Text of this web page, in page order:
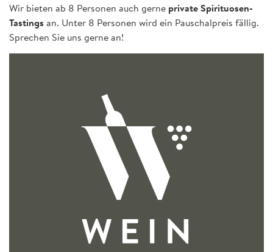
Wir bieten ab 8 Personen auch gerne private Spirituosen-
Tastings an. Unter 8 Personen wird ein Pauschalpreis fällig.
Sprechen Sie uns gerne an!